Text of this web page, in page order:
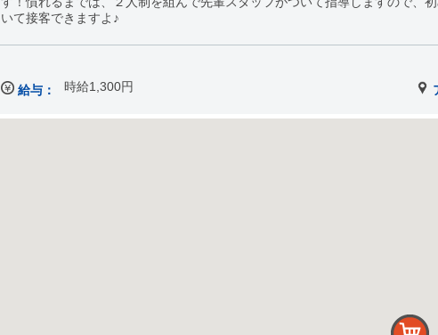
いて接客できますよ♪
給与： 時給1,300円